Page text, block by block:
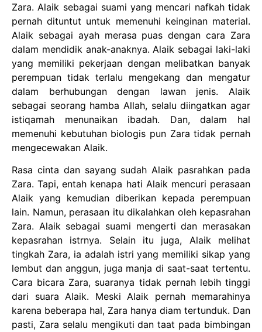
Zara. Alaik sebagai suami yang mencari nafkah tidak
pernah dituntut untuk memenuhi keinginan material.
Alaik sebagai ayah merasa puas dengan cara Zara
dalam mendidik anak-anaknya. Alaik sebagai laki-laki
yang memiliki pekerjaan dengan melibatkan banyak
perempuan tidak terlalu mengekang dan mengatur
dalam berhubungan dengan lawan jenis. Alaik
sebagai seorang hamba Allah, selalu diingatkan agar
istiqamah menunaikan ibadah. Dan, dalam hal
memenuhi kebutuhan biologis pun Zara tidak pernah
mengecewakan Alaik.
Rasa cinta dan sayang sudah Alaik pasrahkan pada
Zara. Tapi, entah kenapa hati Alaik mencuri perasaan
Alaik yang kemudian diberikan kepada perempuan
lain. Namun, perasaan itu dikalahkan oleh kepasrahan
Zara. Alaik sebagai suami mengerti dan merasakan
kepasrahan istrnya. Selain itu juga, Alaik melihat
tingkah Zara, ia adalah istri yang memiliki sikap yang
lembut dan anggun, juga manja di saat-saat tertentu.
Cara bicara Zara, suaranya tidak pernah lebih tinggi
dari suara Alaik. Meski Alaik pernah memarahinya
karena beberapa hal, Zara hanya diam tertunduk. Dan
pasti, Zara selalu mengikuti dan taat pada bimbingan